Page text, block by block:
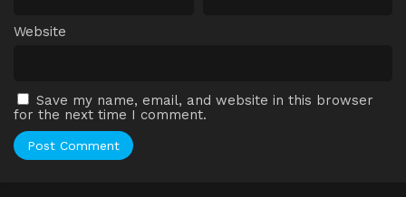
Website
Save my name, email, and website in this browser
for the next time I comment.